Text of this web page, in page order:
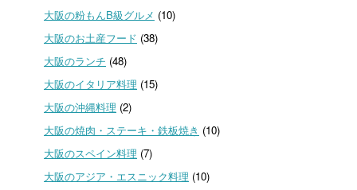
大阪の粉もんB級グルメ (10)
大阪のお土産フード (38)
大阪のランチ (48)
大阪のイタリア料理 (15)
大阪の沖縄料理 (2)
大阪の焼肉・ステーキ・鉄板焼き (10)
大阪のスペイン料理 (7)
大阪のアジア・エスニック料理 (10)